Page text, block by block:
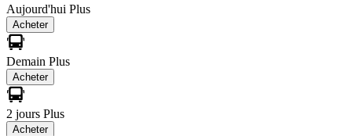
Aujourd'hui Plus
Acheter
Demain Plus
Acheter
2 jours Plus
Acheter